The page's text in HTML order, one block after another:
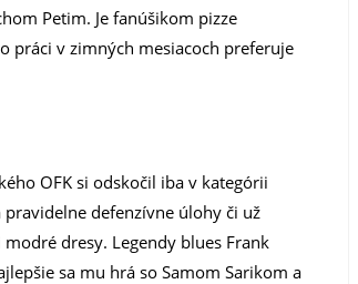
Petim. Je fanúšikom pizze
práci v zimných mesiacoch preferuje
OFK si odskočil iba v kategórii
defenzívne úlohy či už
dresy. Legendy blues Frank
sa mu hrá so Samom Sarikom a